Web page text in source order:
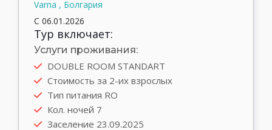
Varna , Болгария
С 06.01.2026
Тур включает:
Услуги проживания:
DOUBLE ROOM STANDART
Стоимость за 2-их взрослых
Тип питания RO
Кол. ночей 7
Заселение 23.09.2025
Выезд туда 22.09.2025